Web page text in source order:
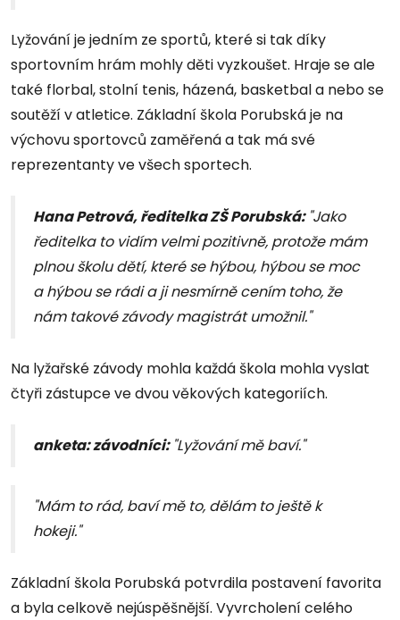
Lyžování je jedním ze sportů, které si tak díky
sportovním hrám mohly děti vyzkoušet. Hraje se ale
také florbal, stolní tenis, házená, basketbal a nebo se
soutěží v atletice. Základní škola Porubská je na
výchovu sportovců zaměřená a tak má své
reprezentanty ve všech sportech.
Hana Petrová, ředitelka ZŠ Porubská: "Jako
ředitelka to vidím velmi pozitivně, protože mám
plnou školu dětí, které se hýbou, hýbou se moc
a hýbou se rádi a ji nesmírně cením toho, že
nám takové závody magistrát umožnil."
Na lyžařské závody mohla každá škola mohla vyslat
čtyři zástupce ve dvou věkových kategoriích.
anketa: závodníci: "Lyžování mě baví."
"Mám to rád, baví mě to, dělám to ještě k
hokeji."
Základní škola Porubská potvrdila postavení favorita
a byla celkově nejúspěšnější. Vyvrcholení celého